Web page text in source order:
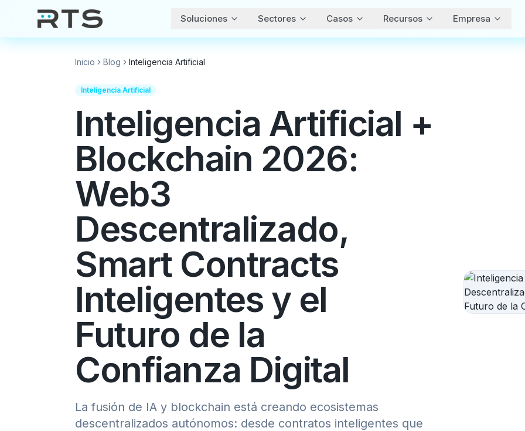
Soluciones Sectores Casos Recursos Empresa
Inicio Blog Inteligencia Artificial
Inteligencia Artificial
Inteligencia Artificial +
Blockchain 2026:
Web3
Descentralizado,
Smart Contracts
Inteligentes y el
Futuro de la
Confianza Digital
La fusión de IA y blockchain está creando ecosistemas
descentralizados autónomos: desde contratos inteligentes que